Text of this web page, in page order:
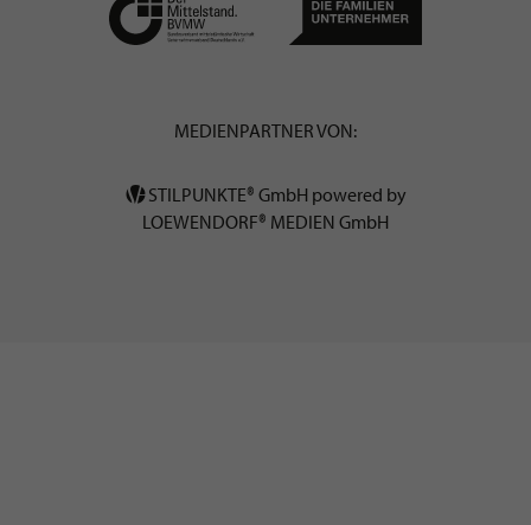
MEDIENPARTNER VON:
STILPUNKTE® GmbH powered by
LOEWENDORF® MEDIEN GmbH